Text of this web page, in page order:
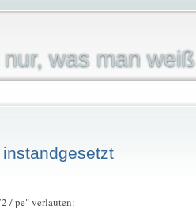
was man weiß
/ pe" verlauten: